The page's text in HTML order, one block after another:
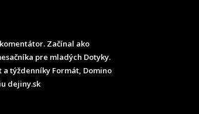
Začínal ako
pre mladých Dotyky.
a týždenníky Formát, Domino
dejiny.sk